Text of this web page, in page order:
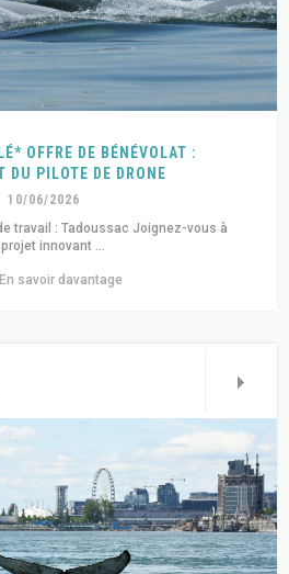
OFFRE DE BÉNÉVOLAT :
DU PILOTE DE DRONE
10/06/2026
travail : Tadoussac Joignez-vous à
innovant ...
En savoir davantage